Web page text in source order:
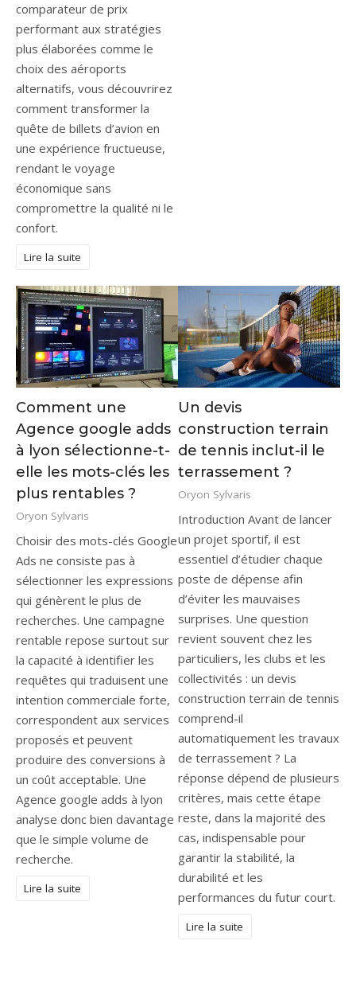
comparateur de prix
performant aux stratégies
plus élaborées comme le
choix des aéroports
alternatifs, vous découvrirez
comment transformer la
quête de billets d’avion en
une expérience fructueuse,
rendant le voyage
économique sans
compromettre la qualité ni le
confort.
Lire la suite
Comment une
Agence google adds
à lyon sélectionne-t-
elle les mots-clés les
plus rentables ?
Oryon Sylvaris
Choisir des mots-clés Google
Ads ne consiste pas à
sélectionner les expressions
qui génèrent le plus de
recherches. Une campagne
rentable repose surtout sur
la capacité à identifier les
requêtes qui traduisent une
intention commerciale forte,
correspondent aux services
proposés et peuvent
produire des conversions à
un coût acceptable. Une
Agence google adds à lyon
analyse donc bien davantage
que le simple volume de
recherche.
Lire la suite
Un devis
construction terrain
de tennis inclut-il le
terrassement ?
Oryon Sylvaris
Introduction Avant de lancer
un projet sportif, il est
essentiel d’étudier chaque
poste de dépense afin
d’éviter les mauvaises
surprises. Une question
revient souvent chez les
particuliers, les clubs et les
collectivités : un devis
construction terrain de tennis
comprend-il
automatiquement les travaux
de terrassement ? La
réponse dépend de plusieurs
critères, mais cette étape
reste, dans la majorité des
cas, indispensable pour
garantir la stabilité, la
durabilité et les
performances du futur court.
Lire la suite